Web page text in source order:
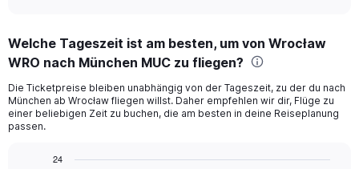
Range:
12
The
chart
has
Welche Tageszeit ist am besten, um von Wrocław
WRO nach München MUC zu fliegen?
Die Ticketpreise bleiben unabhängig von der Tageszeit, zu der du nach
München ab Wrocław fliegen willst. Daher empfehlen wir dir, Flüge zu
einer beliebigen Zeit zu buchen, die am besten in deine Reiseplanung
passen.
24